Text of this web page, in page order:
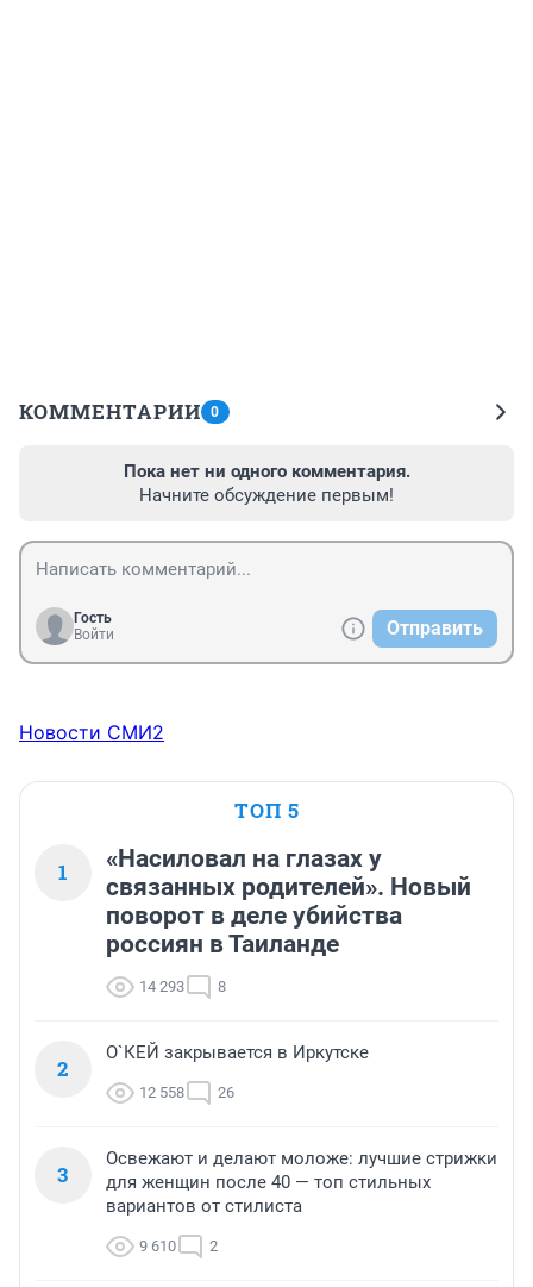
КОММЕНТАРИИ 0
Пока нет ни одного комментария.
Начните обсуждение первым!
Гость
Войти
Отправить
Новости СМИ2
ТОП 5
1
«Насиловал на глазах у
связанных родителей». Новый
поворот в деле убийства
россиян в Таиланде
14 293 8
2
О`КЕЙ закрывается в Иркутске
12 558 26
3
Освежают и делают моложе: лучшие стрижки
для женщин после 40 — топ стильных
вариантов от стилиста
9 610 2